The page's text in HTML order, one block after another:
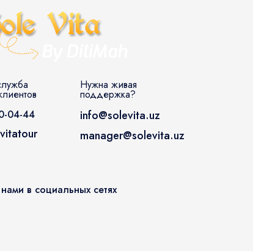
04-44
Нужна живая
поддержка?
info@solevita.uz
manager@solevita.uz
в социальных сетях